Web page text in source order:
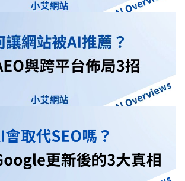
戰：結合 E-E-A-T 的高效 AI 寫
戰手冊：如何建立 Google 與